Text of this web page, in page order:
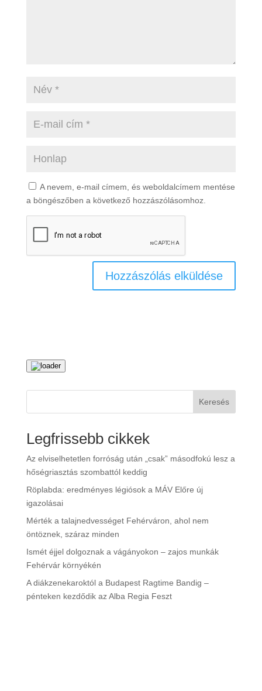
A nevem, e-mail címem, és weboldalcímem mentése
a böngészőben a következő hozzászólásomhoz.
Keresés
Legfrissebb cikkek
Az elviselhetetlen forróság után „csak” másodfokú lesz a
hőségriasztás szombattól keddig
Röplabda: eredményes légiósok a MÁV Előre új
igazolásai
Mérték a talajnedvességet Fehérváron, ahol nem
öntöznek, száraz minden
Ismét éjjel dolgoznak a vágányokon – zajos munkák
Fehérvár környékén
A diákzenekaroktól a Budapest Ragtime Bandig –
pénteken kezdődik az Alba Regia Feszt